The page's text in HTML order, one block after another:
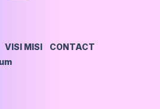
VISI MISI
CONTACT